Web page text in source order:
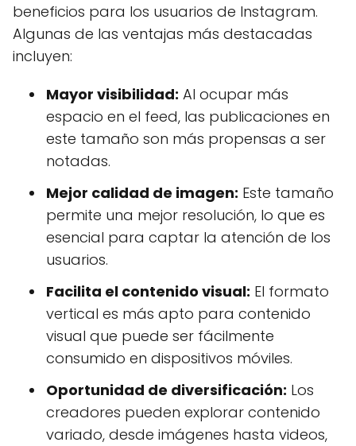
beneficios para los usuarios de Instagram.
Algunas de las ventajas más destacadas
incluyen:
Mayor visibilidad: Al ocupar más
espacio en el feed, las publicaciones en
este tamaño son más propensas a ser
notadas.
Mejor calidad de imagen: Este tamaño
permite una mejor resolución, lo que es
esencial para captar la atención de los
usuarios.
Facilita el contenido visual: El formato
vertical es más apto para contenido
visual que puede ser fácilmente
consumido en dispositivos móviles.
Oportunidad de diversificación: Los
creadores pueden explorar contenido
variado, desde imágenes hasta videos,